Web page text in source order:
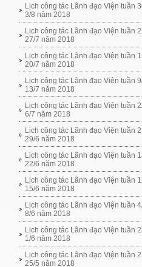
Lịch công tác Lãnh đạo Viện tuần
3/8 năm 2018
Lịch công tác Lãnh đạo Viện tuần
27/7 năm 2018
Lịch công tác Lãnh đạo Viện tuần
20/7 năm 2018
Lịch công tác Lãnh đạo Viện tuần
13/7 năm 2018
Lịch công tác Lãnh đạo Viện tuần
6/7 năm 2018
Lịch công tác Lãnh đạo Viện tuần
29/6 năm 2018
Lịch công tác Lãnh đạo Viện tuần
22/6 năm 2018
Lịch công tác Lãnh đạo Viện tuần
15/6 năm 2018
Lịch công tác Lãnh đạo Viện tuần
8/6 năm 2018
Lịch công tác Lãnh đạo Viện tuần
1/6 năm 2018
Lịch công tác Lãnh đạo Viện tuần
25/5 năm 2018